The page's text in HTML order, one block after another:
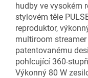
hudby ve vysokém
stylovém těle
reproduktor,
multiroom
patentovanému
pohlcující 360-
Výkonný 80 W